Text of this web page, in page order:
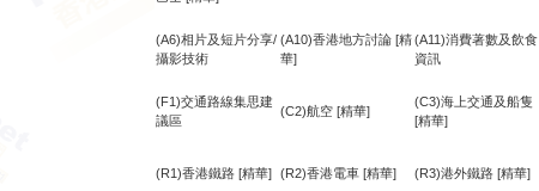
(A6)相片及短片分享/
攝影技術
(A10)香港地方討論 [精
華]
(A11)消費著數及飲食
資訊
(F1)交通路線集思建
議區
(C2)航空 [精華]
(C3)海上交通及船隻
[精華]
(R1)香港鐵路 [精華] (R2)香港電車 [精華] (R3)港外鐵路 [精華]